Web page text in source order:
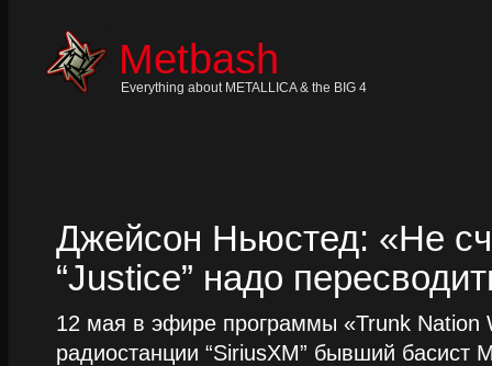
Metbash
Everything about METALLICA & the BIG 4
Джейсон Ньюстед: «Не
“Justice” надо
12 мая в эфире программы «Trunk Nation
радиостанции “SiriusXM” бывший басист